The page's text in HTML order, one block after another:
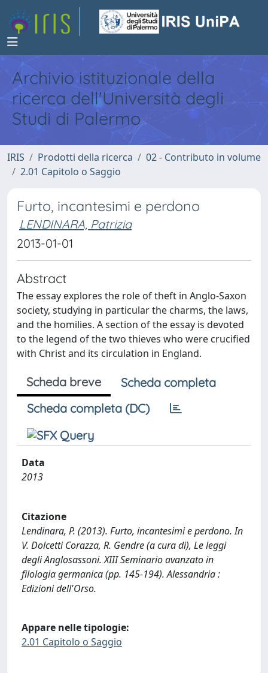
Archivio istituzionale della
ricerca dell'Università degli
Studi di Palermo
IRIS Prodotti della ricerca
02 - Contributo in volume
2.01 Capitolo o Saggio
Furto, incantesimi e perdono
LENDINARA, Patrizia
2013-01-01
Abstract
The essay explores the role of theft in Anglo-Saxon
society, studying in particular the charms, the laws,
and the homilies. A section of the essay is devoted
to the legend of the two thieves who were crucified
with Christ and its circulation in England.
Scheda breve
Scheda completa
Scheda completa (DC)
Data
2013
Citazione
Lendinara, P. (2013). Furto, incantesimi e perdono. In
V. Dolcetti Corazza, R. Gendre (a cura di), Le leggi
degli Anglosassoni. XIII Seminario avanzato in
filologia germanica (pp. 145-194). Alessandria :
Edizioni dell'Orso.
Appare nelle tipologie:
2.01 Capitolo o Saggio